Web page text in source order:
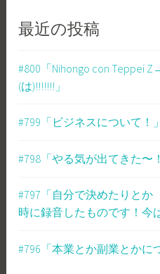
最近の投稿
#800「Nihongo con Teppei
(は)!!!!!!!」
#799「ビジネスについて！」
#798「やる気が出てきた〜
#797「自分で決めたりとか
時に録音したものです！今
#796「本業とか副業とかに